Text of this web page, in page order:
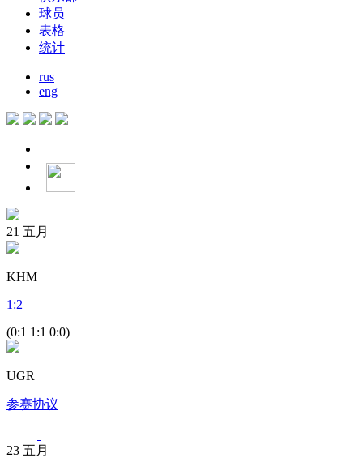
球员
表格
统计
rus
eng
21 五月
KHM
1 :2
(0:1 1:1 0:0)
UGR
参赛协议
23 五月